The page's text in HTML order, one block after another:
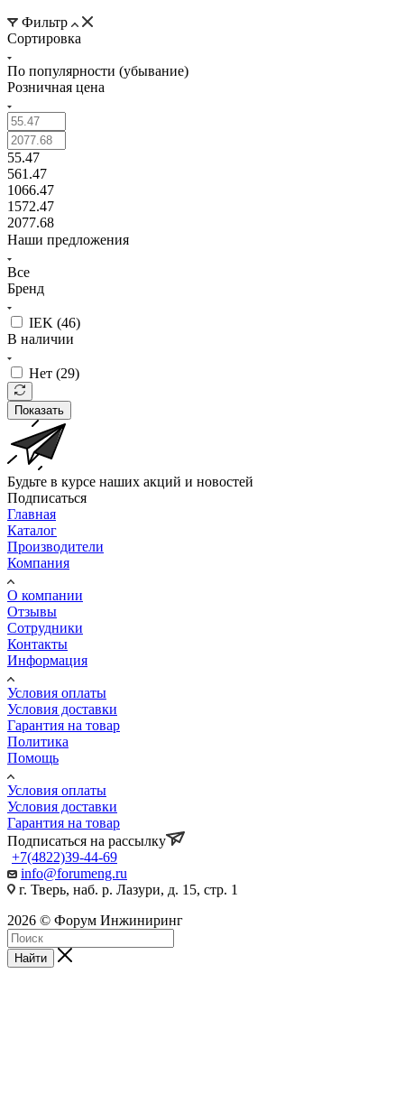
Фильтр
Сортировка
По популярности (убывание)
Розничная цена
55.47
561.47
1066.47
1572.47
2077.68
Наши предложения
Все
Бренд
IEK (46)
В наличии
Нет (29)
Показать
Будьте в курсе наших акций и новостей
Подписаться
Главная
Каталог
Производители
Компания
О компании
Отзывы
Сотрудники
Контакты
Информация
Условия оплаты
Условия доставки
Гарантия на товар
Политика
Помощь
Условия оплаты
Условия доставки
Гарантия на товар
Подписаться на рассылку
+7(4822)39-44-69
info@forumeng.ru
г. Тверь, наб. р. Лазури, д. 15, стр. 1
2026 © Форум Инжиниринг
Найти